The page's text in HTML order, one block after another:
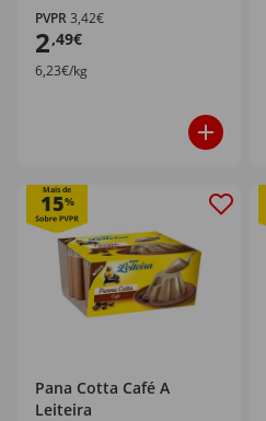
PVPR3,42€
2,49€
6,23€/kg
Mais de
15%
Pana Cotta Café A
Leiteira